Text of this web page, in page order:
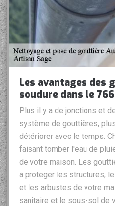
Les avantages des
soudure dans le
Plus il y a de jonctions et
système de gouttières,
détériorer avec le temps.
faisant tomber l'eau de
de votre maison. Les
à protéger les structures,
et les arbustes de votre
sanitaire et le sous-sol de